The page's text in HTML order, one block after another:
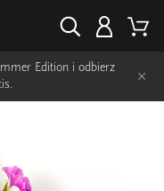
Edition i odbierz
×